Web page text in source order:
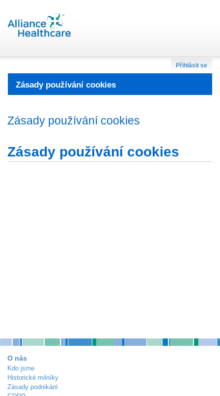
Přihlásit se
Zásady používání cookies
Zásady používání cookies
Zásady používání cookies
O nás
Kdo jsme
Historické milníky
Zásady podnikání